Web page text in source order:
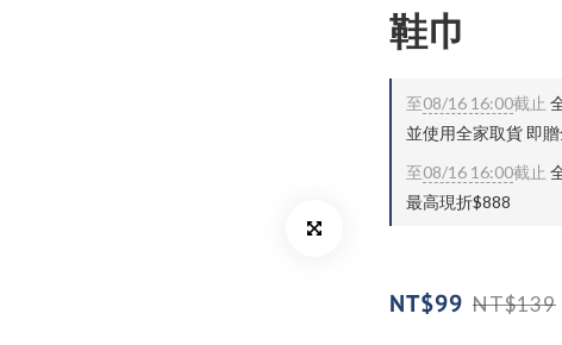
鞋巾
至08/16 16:00截止
並使用全家取貨 即
至08/16 16:00截止
最高現折$888
NT$99 NT$139